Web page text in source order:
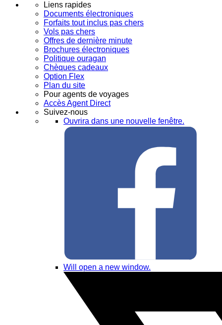
Liens rapides
Documents électroniques
Forfaits tout inclus pas chers
Vols pas chers
Offres de dernière minute
Brochures électroniques
Politique ouragan
Chèques cadeaux
Option Flex
Plan du site
Pour agents de voyages
Accès Agent Direct
Suivez-nous
Ouvrira dans une nouvelle fenêtre.
Will open a new window.